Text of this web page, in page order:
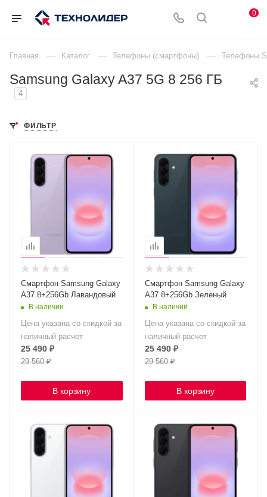
0
Главная — Каталог — Телефоны (смартфоны) — Телефоны
Samsung Galaxy A37 5G 8 256 ГБ
4
ФИЛЬТР
Смартфон Samsung Galaxy
A37 8+256Gb Лавандовый
В наличии
Цена указана со скидкой за
наличный расчет
25 490 ₽
29 560₽
В корзину
Смартфон Samsung Galaxy
A37 8+256Gb Зеленый
В наличии
Цена указана со скидкой за
наличный расчет
25 490₽
29 560₽
В корзину